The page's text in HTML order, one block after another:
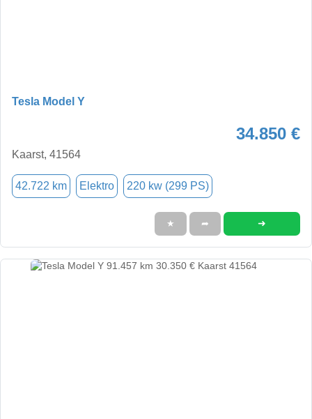
Tesla Model Y
34.850 €
Kaarst, 41564
42.722 km Elektro 220 kw (299 PS)
★ ➦ ➜